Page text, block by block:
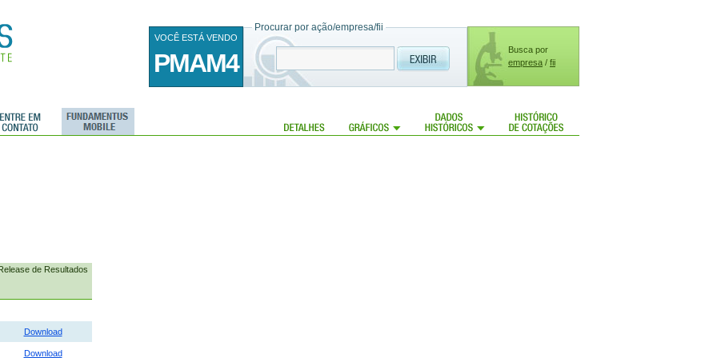
Busca por
empresa / fii
Procurar por ação/empresa/fii
VOCÊ ESTÁ VENDO
PMAM4
de Resultados
Download
Download